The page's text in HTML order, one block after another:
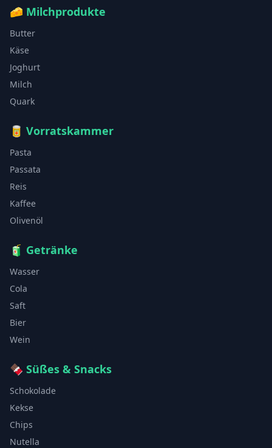
🧀 Milchprodukte
Butter
Käse
Joghurt
Milch
Quark
🥫 Vorratskammer
Pasta
Passata
Reis
Kaffee
Olivenöl
🧃 Getränke
Wasser
Cola
Saft
Bier
Wein
🍫 Süßes & Snacks
Schokolade
Kekse
Chips
Nutella